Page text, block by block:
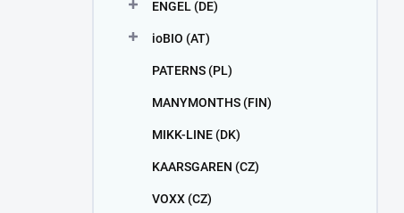
ENGEL (DE)
ioBIO (AT)
PATERNS (PL)
MANYMONTHS (FIN)
MIKK-LINE (DK)
KAARSGAREN (CZ)
VOXX (CZ)